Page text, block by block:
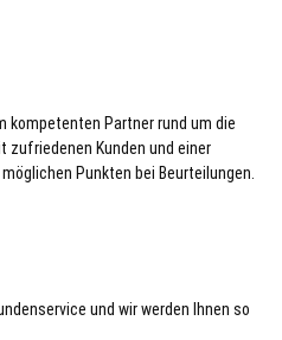
kompetenten Partner rund um die
zufriedenen Kunden und einer
Punkten bei Beurteilungen.
und wir werden Ihnen so